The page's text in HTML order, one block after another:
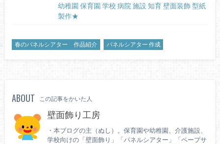
幼稚園 保育園 学校 病院 施設 知育 壁面装飾 型紙
製作★
春のパネルシアター 作品紹介 パネルシアター 作成
ABOUT この記事をかいた人
壁面飾り工房
・本ブログの主（ぬし）。保育園や幼稚園、介護施設、
学校向けの「壁面飾り」「パネルシアター」「ペープサ